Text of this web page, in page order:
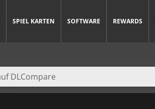
SPIEL KARTEN SOFTWARE REWARDS